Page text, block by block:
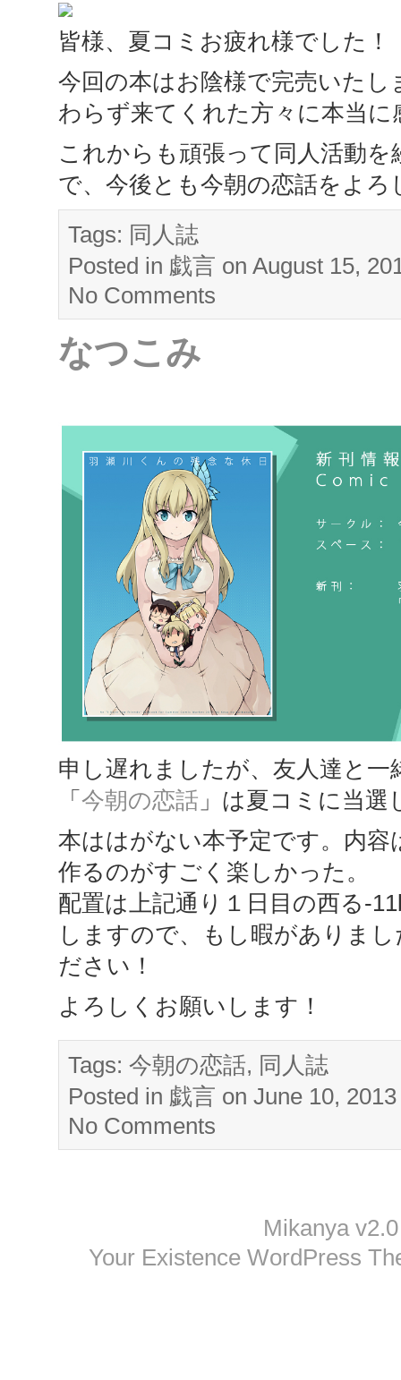
皆様、夏コミお疲れ様でした！
今回の本はお陰様で完売いた
わらず来てくれた方々に本当
これからも頑張って同人活動
で、今後とも今朝の恋話をよ
Tags: 同人誌
Posted in 戯言 on August 15,
No Comments
なつこみ
申し遅れましたが、友人達と
「 今朝の恋話 」は夏コミに当選
本ははがない本予定です。内
作るのがすごく楽しかった。
配置は上記通り１日目の西る-
しますので、もし暇がありま
ださい！
よろしくお願いします！
Tags: 今朝の恋話, 同人誌
Posted in 戯言 on June 10,
No Comments
Mikanya
Your Existence WordPress